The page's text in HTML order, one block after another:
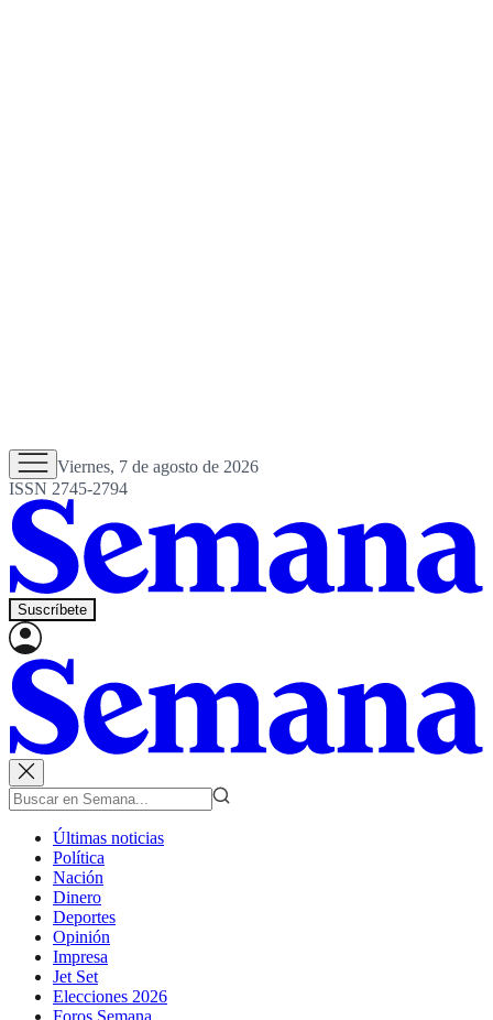
Viernes, 7 de agosto de 2026
ISSN 2745-2794
Suscríbete
Últimas noticias
Política
Nación
Dinero
Deportes
Opinión
Impresa
Jet Set
Elecciones 2026
Foros Semana